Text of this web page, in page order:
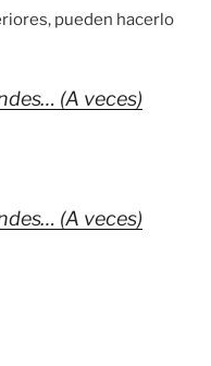
pueden hacerlo
(A veces)
(A veces)